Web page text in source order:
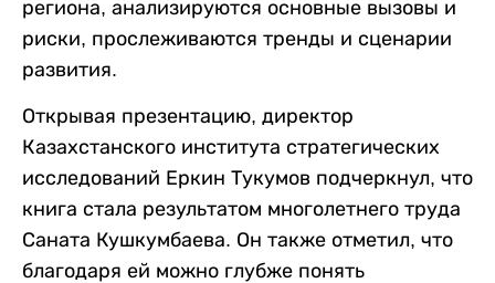
региона, анализируются основные вызовы и
риски, прослеживаются тренды и сценарии
развития.
Открывая презентацию, директор
Казахстанского института стратегических
исследований Еркин Тукумов подчеркнул, что
книга стала результатом многолетнего труда
Саната Кушкумбаева. Он также отметил, что
благодаря ей можно глубже понять